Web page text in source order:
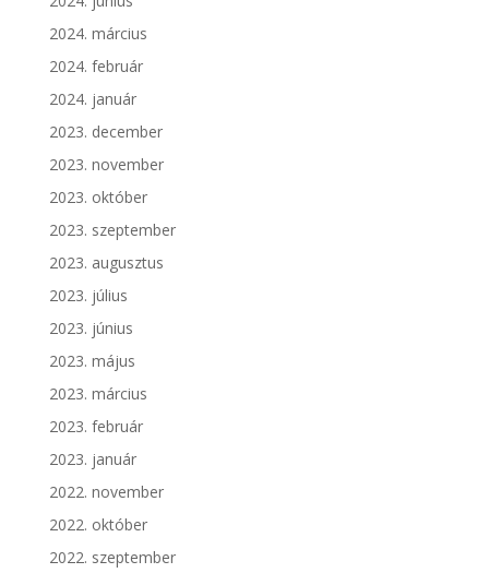
2024. március
2024. február
2024. január
2023. december
2023. november
2023. október
2023. szeptember
2023. augusztus
2023. július
2023. június
2023. május
2023. március
2023. február
2023. január
2022. november
2022. október
2022. szeptember